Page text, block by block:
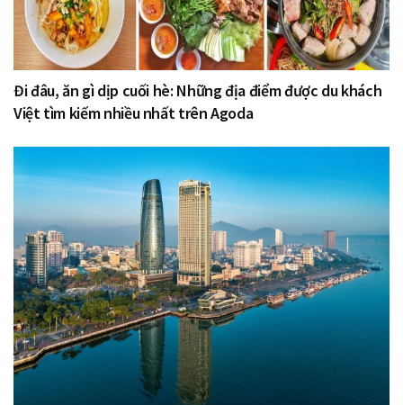
Đi đâu, ăn gì dịp cuối hè: Những địa điểm được du khách
Việt tìm kiếm nhiều nhất trên Agoda